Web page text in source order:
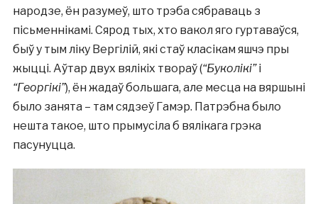
народзе, ён разумеў, што трэба сябраваць з
пісьменнікамі. Сярод тых, хто вакол яго гуртаваўся,
быў у тым ліку Вергілій, які стаў класікам яшчэ пры
жыцці. Аўтар двух вялікіх твораў (“Буколікі”і
“Георгікі”), ён жадаў большага, але месца на вяршыні
было занята – там сядзеў Гамэр. Патрэбна было
нешта такое, што прымусіла б вялікага грэка
пасунуцца.